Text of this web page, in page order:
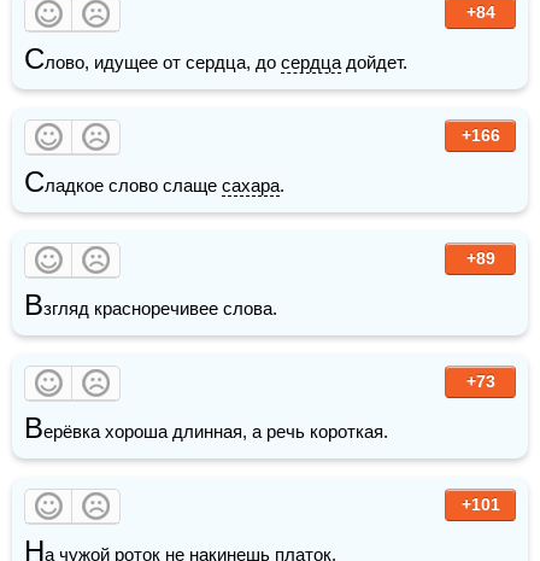
+84
Слово, идущее от сердца, до сердца дойдет.
+166
Сладкое слово слаще сахара.
+89
Взгляд красноречивее слова.
+73
Верёвка хороша длинная, а речь короткая.
+101
На чужой роток не накинешь платок.